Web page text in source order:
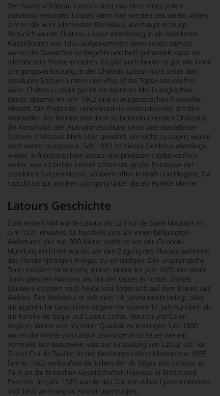
Der Name »Château Latour« lässt das Herz eines jeden
Bordeaux-Freundes tanzen, denn hier werden seit vielen, vielen
Jahren die wohl allerbesten Bordeaux überhaupt erzeugt.
Natürlich wurde Château Latour einstimmig in die berühmte
Klassifikation von 1855 aufgenommen, denn schon damals
waren die Gewächse so begehrt und heiß gehandelt, dass sie
allerhöchste Preise erzielten. Es gibt auch heute so gut wie keine
Jahrgangsverkostung, in der Château Latour nicht unter den
absoluten Spitzen, untern den »Top of the Tops« anzutreffen
wäre. Château Latour geriet ein weiteres Mal in englischen
Besitz, diesmal im Jahr 1962 und in ausgesprochen friedvoller
Absicht. Die Engländer renovierten in eindrucksvoller Art den
Weinkeller des kleinen und doch so beeindruckenden Châteaus,
die Kontinuität der Ausnahmestellung unter den Bordelaiser
Spitzen- Châteaus blieb aber gewahrt, um nicht zu sagen, wurde
noch weiter ausgebaut. Seit 1993 ist dieses Denkmal allerdings
wieder in französischem Besitz und produziert dabei einfach
weiter, was es bisher immer schon tat, große Bordeaux der
absoluten Spitzen-Klasse, unübertroffen in Kraft und Eleganz. Da
rutscht so gut wie kein Jahrgang unter die 95-Punkte Marke!
Latours Geschichte
Zum ersten Mal wurde Latour als La Tour de Saint Maubert im
Jahr 1331 erwähnt. Es handelte sich um einen befestigten
Wehrturm, der nur 300 Meter entfernt vor der Gironde-
Mündung errichtet wurde, um den Zugang des Flusses während
des Hundertjährigen Krieges zu verteidigen. Der ursprüngliche
Turm existiert nicht mehr, jedoch wurde im Jahr 1620 ein neuer
Turm gleichen Namens als Teil des Gutes errichtet. Dieses
Bauwerk existiert noch heute und findet sich auf dem Etikett des
Weines. Der Weinbau ist seit dem 14. Jahrhundert belegt, aber
die eigentliche Geschichte begann im späten 17. Jahrhundert, als
die Familie de Ségur auf Latour, Lafite, Mouton und Calon
begann, Weine von höchster Qualität zu erzeugen. Um 1800
waren die Weine von Latour zwanzigmal so teuer wie ein
normaler Bordeauxwein, was zur Einstufung von Latour als 1er
Grand Cru de Pauillac in der berühmten Klassifikation von 1855
führte. 1962 verkauften die Erben der de Ségur das Schloss zu
75 % an die britischen Gesellschaften Harveys of Bristol und
Pearson. Im Jahr 1989 wurde das Gut von Allied Lyons erworben
und 1993 an François Pinault übertragen.